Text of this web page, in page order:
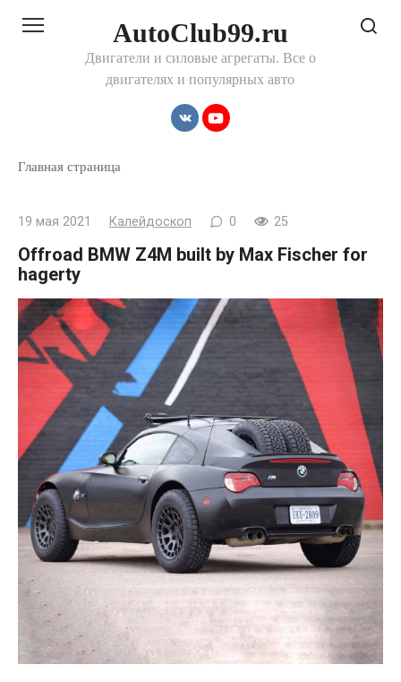
AutoClub99.ru
Двигатели и силовые агрегаты. Все о
двигателях и популярных авто
Главная страница
19 мая 2021 Калейдоскоп 0 25
Offroad BMW Z4M built by Max Fischer for
hagerty